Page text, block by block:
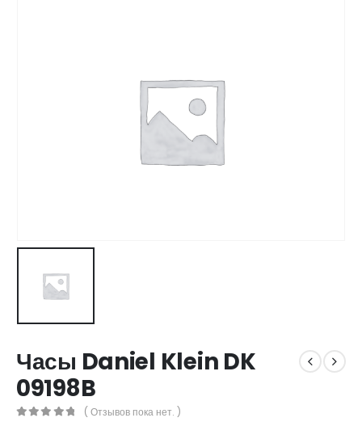
Часы Daniel Klein DK
09198B
( Отзывов пока нет. )